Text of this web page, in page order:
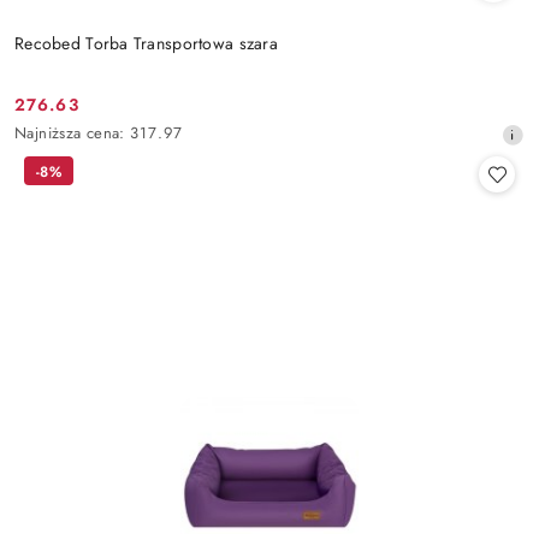
Recobed Torba Transportowa szara
Cena
promocyjna:
276.63
Najniższa
cena
Najniższa cena: 317.97
-8%